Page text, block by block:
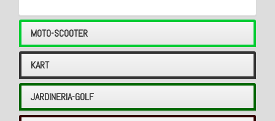
MOTO-SCOOTER
KART
JARDINERIA-GOLF